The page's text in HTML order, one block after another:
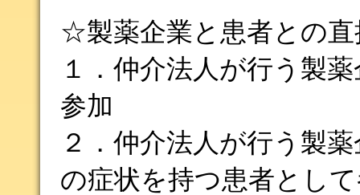
☆製薬企業と患者との
１．仲介法人が行う製
参加
２．仲介法人が行う製
の症状を持つ患者とし